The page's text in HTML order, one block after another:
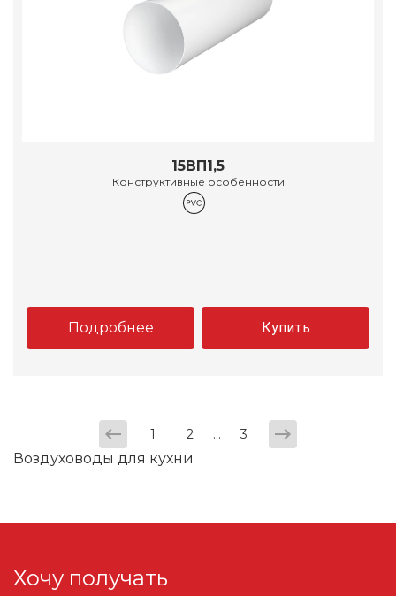
15ВП1,5
Конструктивные особенности
Подробнее Купить
1 2 ... 3
Воздуховоды для кухни
Хочу получать